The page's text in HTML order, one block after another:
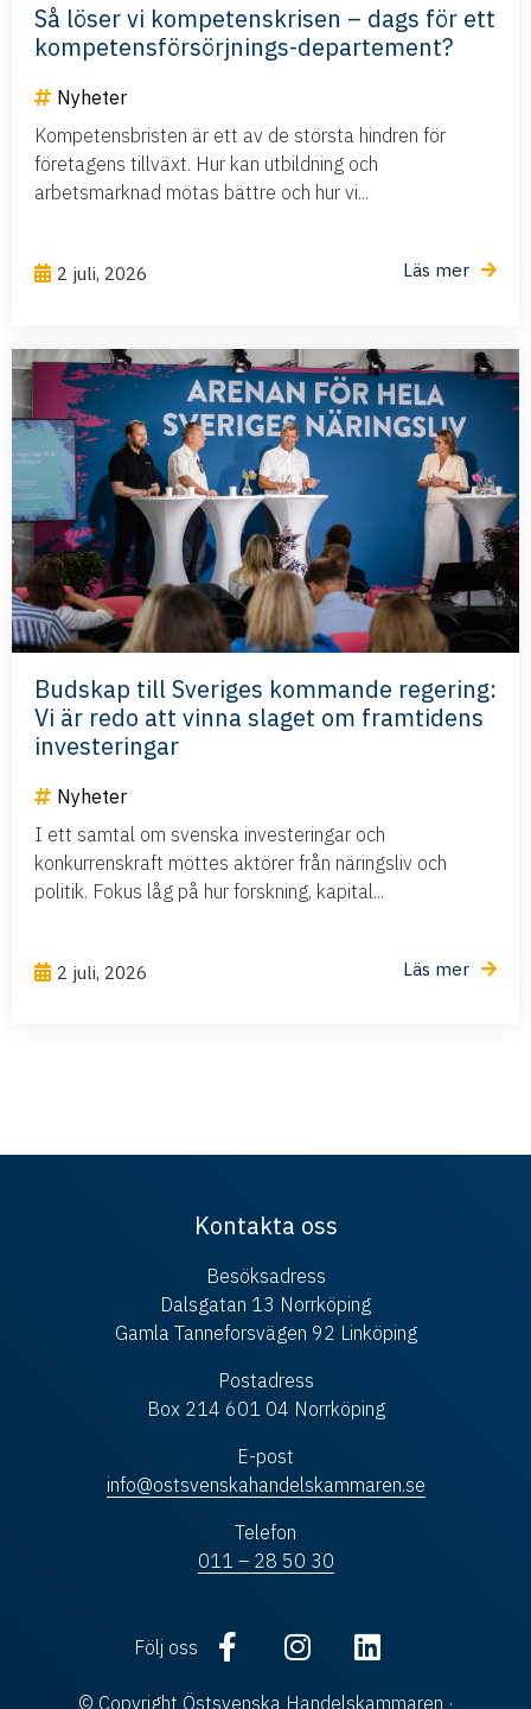
Så löser vi kompetenskrisen – dags för ett
kompetensförsörjnings-departement?
Nyheter
Kompetensbristen är ett av de största hindren för
företagens tillväxt. Hur kan utbildning och
arbetsmarknad mötas bättre och hur vi...
2 juli, 2026 Läs mer
Budskap till Sveriges kommande regering:
Vi är redo att vinna slaget om framtidens
investeringar
Nyheter
I ett samtal om svenska investeringar och
konkurrenskraft möttes aktörer från näringsliv och
politik. Fokus låg på hur forskning, kapital...
2 juli, 2026 Läs mer
Kontakta oss
Besöksadress
Dalsgatan 13 Norrköping
Gamla Tanneforsvägen 92 Linköping
Postadress
Box 214 601 04 Norrköping
E-post
info@ostsvenskahandelskammaren.se
Telefon
011 – 28 50 30
Följ oss
© Copyright Östsvenska Handelskammaren ·